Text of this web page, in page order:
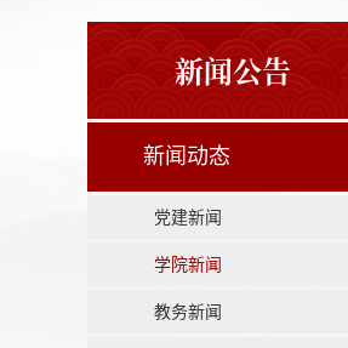
新闻公告
新闻动态
党建新闻
学院新闻
教务新闻